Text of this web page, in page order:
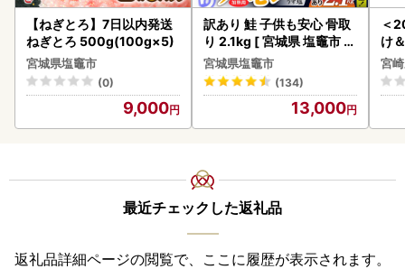
【ねぎとろ】7日以内発送
ねぎとろ 500g(100g×5)
宮城県塩竈市
(0)
9,000
訳あり 鮭 子供も安心 骨取
り 2.1kg [ 宮城県 塩竈市 ]
鮭
宮城県塩竈市
(134)
13,000
＜
け
も
-
宮
最近チェックした返礼品
返礼品詳細ページの閲覧で、ここに履歴が表示されます。